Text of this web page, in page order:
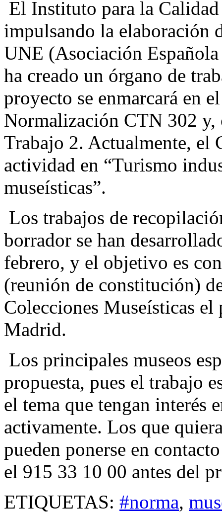
El Instituto para la
impulsando la elaboración
UNE (Asociación
ha creado un órgano de
proyecto se enmarcará en
Normalización CTN 302 y,
Trabajo 2. Actualmente, el
actividad en “Turismo
museísticas”.
Los trabajos de
borrador se han
febrero, y el objetivo es
(reunión de constitución)
Colecciones Museísticas
Madrid.
Los principales museos
propuesta, pues el trabajo
el tema que tengan interés
activamente. Los que
pueden ponerse en
el 915 33 10 00 antes del
ETIQUETAS: #norma,